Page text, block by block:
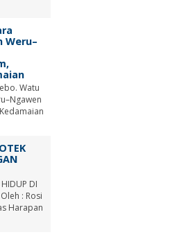
Weru–
Watu
DI
: Rosi
Harapan